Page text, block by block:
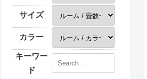
サイズ
カラー
キーワー
ド